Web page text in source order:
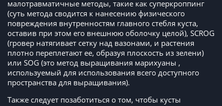
малотравматичные методы, такие как суперкроппинг
(суть метода сводится к нанесению физического
повреждения внутренностям главного стебля куста,
оставив при этом его внешнюю оболочку целой), SCROG
(гровер натягивает сетку над вазонами, и растения
плотно переплетают ее, образуя плоскость из зелени)
или SOG (это метод выращивания марихуаны ,
используемый для использования всего доступного
пространства для выращивания).
Также следует позаботиться о том, чтобы кусты